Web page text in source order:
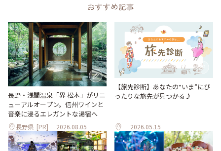
おすすめ記事
長野・浅間温泉「界 松本」がリニ
ューアルオープン。信州ワインと
音楽に浸るエレガントな湯宿へ
長野県 [PR] 2026.08.05
【旅先診断】あなたの“いま”にぴ
ったりな旅先が見つかる♪
2026.05.15